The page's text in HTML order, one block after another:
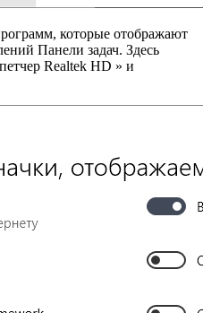
которые отображают
Панели задач. Здесь
Realtek HD » и